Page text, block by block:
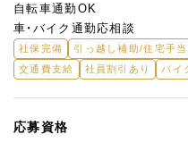
自転車通勤OK
車・バイク通勤応相談
社保完備 引っ越し補助/住宅手当
交通費支給
社員割引あり バイ
応募資格